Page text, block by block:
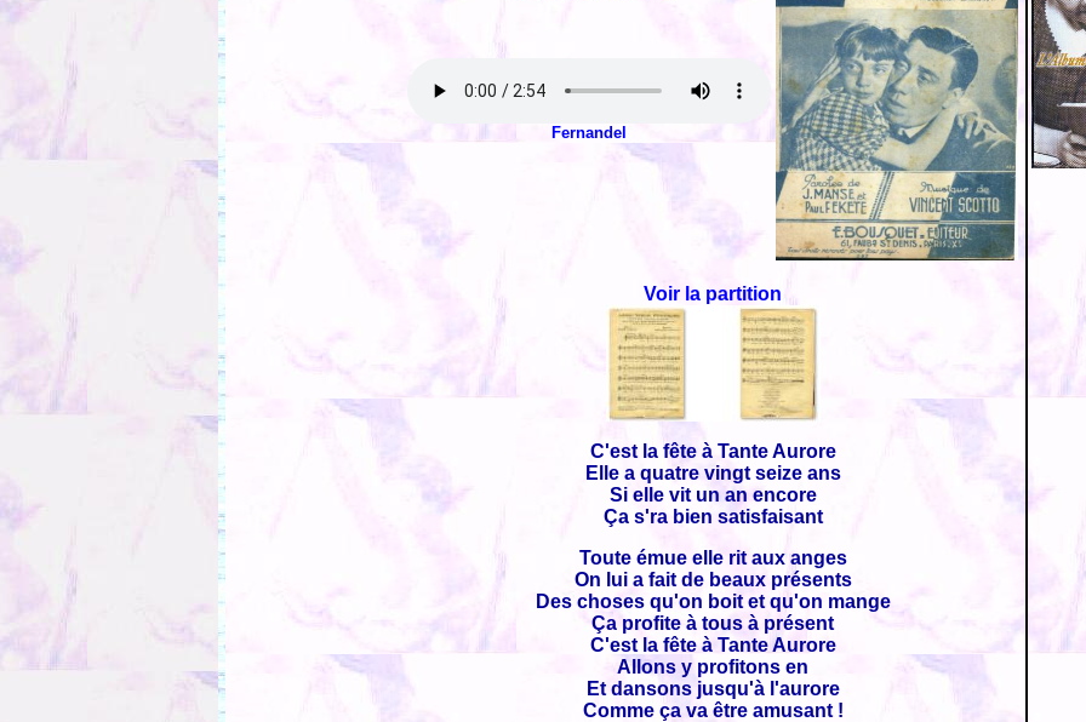
Fernandel
Voir la partition
C'est la fête à Tante Aurore
Elle a quatre vingt seize ans
Si elle vit un an encore
Ça s'ra bien satisfaisant
Toute émue elle rit aux anges
On lui a fait de beaux présents
Des choses qu'on boit et qu'on mange
Ça profite à tous à présent
C'est la fête à Tante Aurore
Allons y profitons en
Et dansons jusqu'à l'aurore
Comme ça va être amusant !